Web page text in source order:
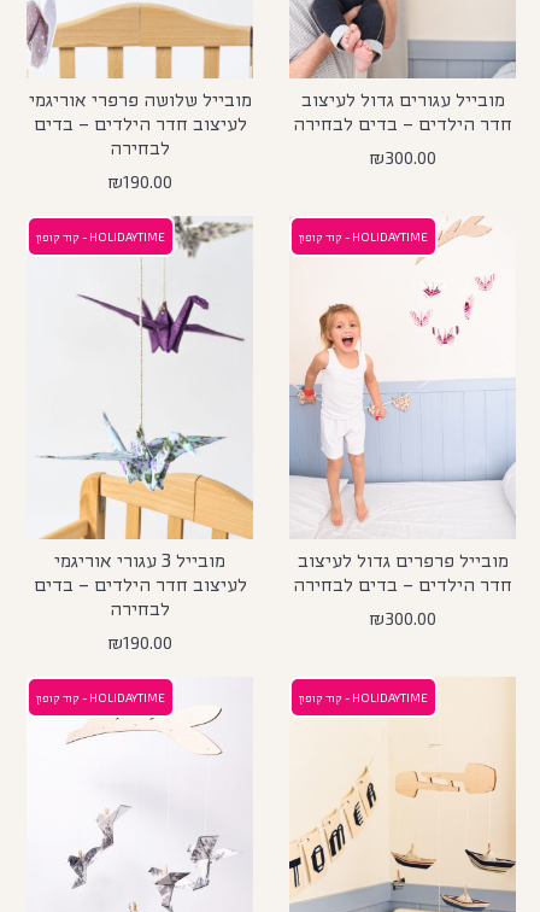
מובייל עגורים גדול לעיצוב
חדר הילדים – בדים לבחירה
₪300.00
מובייל שלושה פרפרי אוריגמי
לעיצוב חדר הילדים – בדים
לבחירה
₪190.00
HOLIDAYTIME - קוד קופון
מובייל פרפרים גדול לעיצוב
חדר הילדים – בדים לבחירה
₪300.00
HOLIDAYTIME - קוד קופון
מובייל 3 עגורי אוריגמי
לעיצוב חדר הילדים – בדים
לבחירה
₪190.00
HOLIDAYTIME - קוד קופון HOLIDAYTIME - קוד קופון